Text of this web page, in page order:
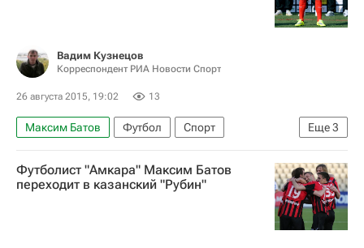
Вадим Кузнецов
Корреспондент РИА Новости Спорт
26 августа 2015, 19:02 13
Еще3
Максим Батов Футбол
Спорт
Лига Европы УЕФА 2026-2027
Рубин
Работнички
Футболист "Амкара" Максим Батов
переходит в казанский "Рубин"